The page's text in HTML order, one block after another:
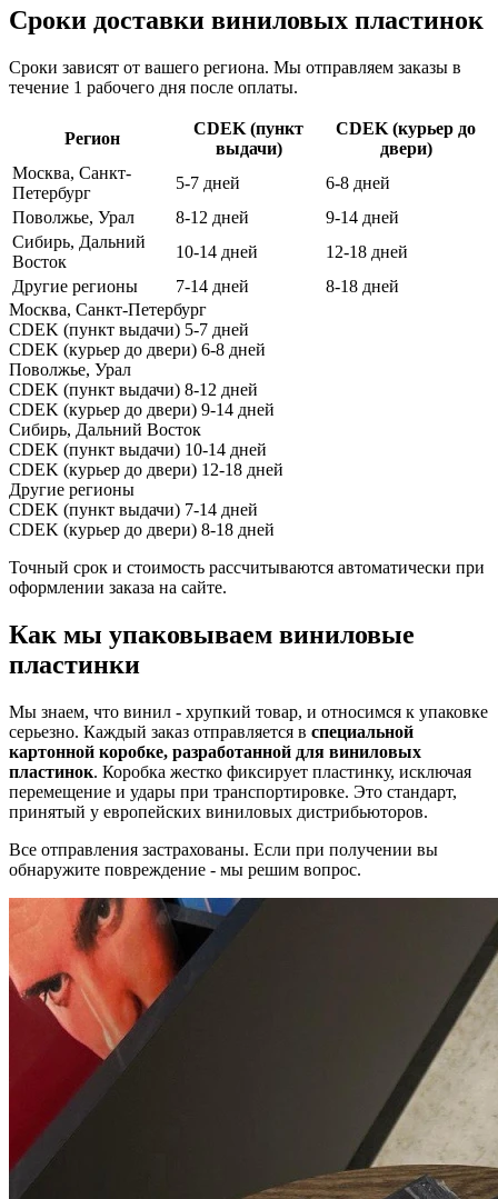
Сроки доставки виниловых пластинок
Сроки зависят от вашего региона. Мы отправляем заказы в
течение 1 рабочего дня после оплаты.
Регион
CDEK (пункт
выдачи)
CDEK (курьер до
двери)
Москва, Санкт-
Петербург
5-7 дней
6-8 дней
Поволжье, Урал
8-12 дней
9-14 дней
Сибирь, Дальний
Восток
10-14 дней
12-18 дней
Другие регионы
7-14 дней
8-18 дней
Москва, Санкт-Петербург
CDEK (пункт выдачи) 5-7 дней
CDEK (курьер до двери) 6-8 дней
Поволжье, Урал
CDEK (пункт выдачи) 8-12 дней
CDEK (курьер до двери) 9-14 дней
Сибирь, Дальний Восток
CDEK (пункт выдачи) 10-14 дней
CDEK (курьер до двери) 12-18 дней
Другие регионы
CDEK (пункт выдачи) 7-14 дней
CDEK (курьер до двери) 8-18 дней
Точный срок и стоимость рассчитываются автоматически при
оформлении заказа на сайте.
Как мы упаковываем виниловые
пластинки
Мы знаем, что винил - хрупкий товар, и относимся к упаковке
серьезно. Каждый заказ отправляется в специальной
картонной коробке, разработанной для виниловых
пластинок. Коробка жестко фиксирует пластинку, исключая
перемещение и удары при транспортировке. Это стандарт,
принятый у европейских виниловых дистрибьюторов.
Все отправления застрахованы. Если при получении вы
обнаружите повреждение - мы решим вопрос.